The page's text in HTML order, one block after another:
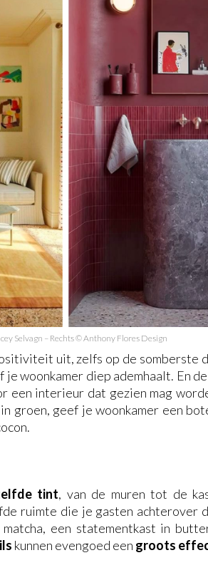
Selvagn – Rechts © Anthony Flores Design
uit, zelfs op de somberste
woonkamer diep ademhaalt. En
een interieur dat gezien mag
groen, geef je woonkamer een
tint, van de muren tot de
ruimte die je gasten achterover
een statementkast in
kunnen evengoed een groots